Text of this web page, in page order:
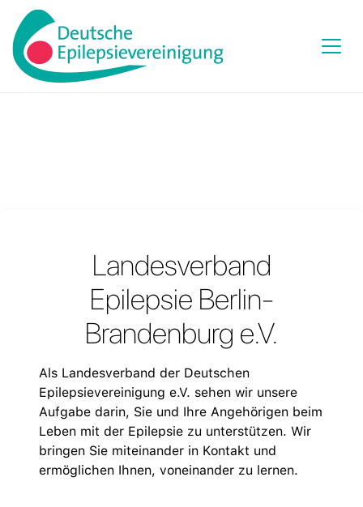
Landesverband
Epilepsie Berlin-
Brandenburg e.V.
Als Landesverband der Deutschen
Epilepsievereinigung e.V. sehen wir unsere
Aufgabe darin, Sie und Ihre Angehörigen beim
Leben mit der Epilepsie zu unterstützen. Wir
bringen Sie miteinander in Kontakt und
ermöglichen Ihnen, voneinander zu lernen.